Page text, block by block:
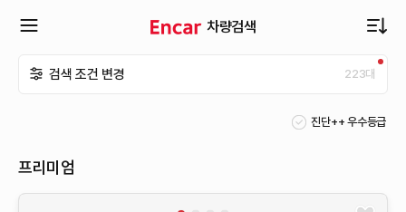
차량검색
뉴
검색 조건 변경 223대
진단++ 우수등급
프리미엄